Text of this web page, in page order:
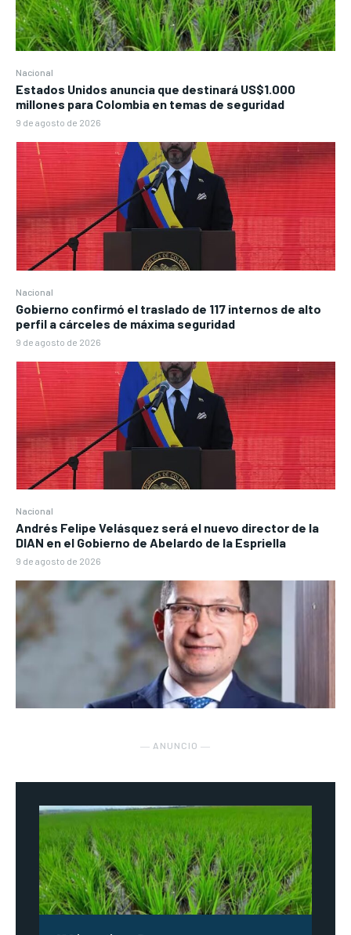
Nacional
Estados Unidos anuncia que destinará US$1.000
millones para Colombia en temas de seguridad
9 de agosto de 2026
Nacional
Gobierno confirmó el traslado de 117 internos de alto
perfil a cárceles de máxima seguridad
9 de agosto de 2026
Nacional
Andrés Felipe Velásquez será el nuevo director de la
DIAN en el Gobierno de Abelardo de la Espriella
9 de agosto de 2026
― ANUNCIO ―